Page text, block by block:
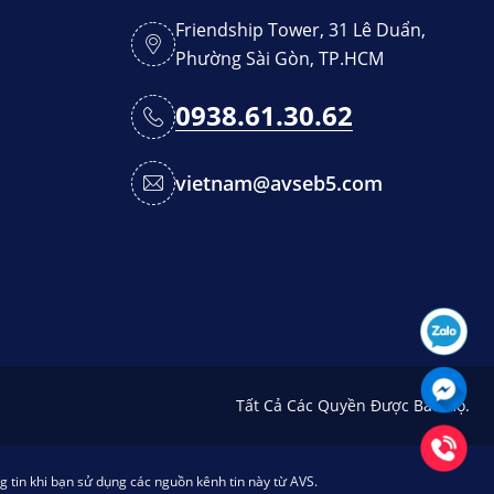
Friendship Tower, 31 Lê Duẩn,
Phường Sài Gòn, TP.HCM
0938.61.30.62
vietnam@avseb5.com
Tất Cả Các Quyền Được Bảo Hộ.
tin khi bạn sử dụng các nguồn kênh tin này từ AVS.